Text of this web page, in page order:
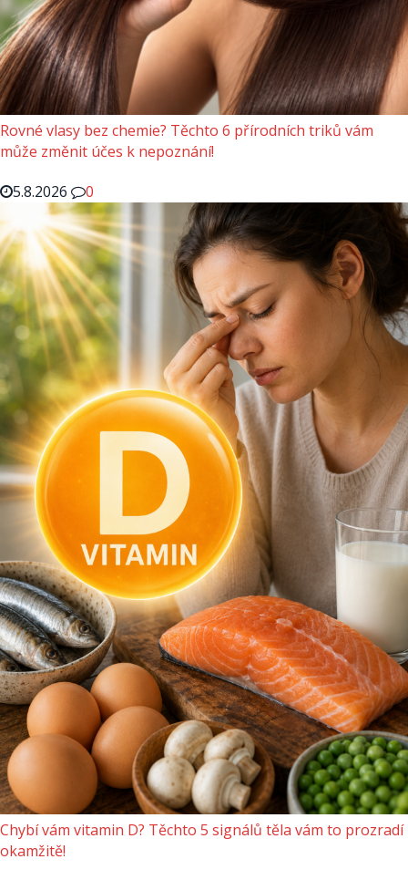
Rovné vlasy bez chemie? Těchto 6 přírodních triků vám
může změnit účes k nepoznání!
5.8.2026
0
Chybí vám vitamin D? Těchto 5 signálů těla vám to prozradí
okamžitě!